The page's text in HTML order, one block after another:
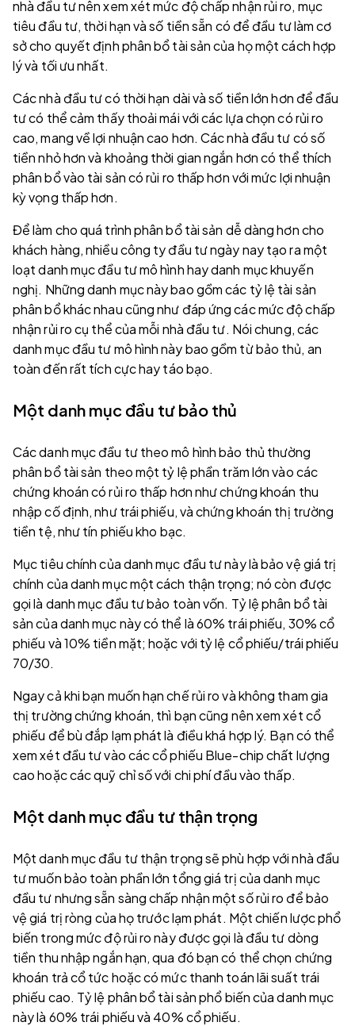
nhà đầu tư nên xem xét mức độ chấp nhận rủi ro, mục
tiêu đầu tư, thời hạn và số tiền sẵn có để đầu tư làm cơ
sở cho quyết định phân bổ tài sản của họ một cách hợp
lý và tối ưu nhất.
Các nhà đầu tư có thời hạn dài và số tiền lớn hơn để đầu
tư có thể cảm thấy thoải mái với các lựa chọn có rủi ro
cao, mang về lợi nhuận cao hơn. Các nhà đầu tư có số
tiền nhỏ hơn và khoảng thời gian ngắn hơn có thể thích
phân bổ vào tài sản có rủi ro thấp hơn với mức lợi nhuận
kỳ vọng thấp hơn.
Để làm cho quá trình phân bổ tài sản dễ dàng hơn cho
khách hàng, nhiều công ty đầu tư ngày nay tạo ra một
loạt danh mục đầu tư mô hình hay danh mục khuyến
nghị. Những danh mục này bao gồm các tỷ lệ tài sản
phân bổ khác nhau cũng như đáp ứng các mức độ chấp
nhận rủi ro cụ thể của mỗi nhà đầu tư. Nói chung, các
danh mục đầu tư mô hình này bao gồm từ bảo thủ, an
toàn đến rất tích cực hay táo bạo.
Một danh mục đầu tư bảo thủ
Các danh mục đầu tư theo mô hình bảo thủ thường
phân bổ tài sản theo một tỷ lệ phần trăm lớn vào các
chứng khoán có rủi ro thấp hơn như chứng khoán thu
nhập cố định, như trái phiếu, và chứng khoán thị trường
tiền tệ, như tín phiếu kho bạc.
Mục tiêu chính của danh mục đầu tư này là bảo vệ giá trị
chính của danh mục một cách thận trọng; nó còn được
gọi là danh mục đầu tư bảo toàn vốn. Tỷ lệ phân bổ tài
sản của danh mục này có thể là 60% trái phiếu, 30% cổ
phiếu và 10% tiền mặt; hoặc với tỷ lệ cổ phiếu/trái phiếu
70/30.
Ngay cả khi bạn muốn hạn chế rủi ro và không tham gia
thị trường chứng khoán, thì bạn cũng nên xem xét cổ
phiếu để bù đắp lạm phát là điều khá hợp lý. Bạn có thể
xem xét đầu tư vào các cổ phiếu Blue-chip chất lượng
cao hoặc các quỹ chỉ số với chi phí đầu vào thấp.
Một danh mục đầu tư thận trọng
Một danh mục đầu tư thận trọng sẽ phù hợp với nhà đầu
tư muốn bảo toàn phần lớn tổng giá trị của danh mục
đầu tư nhưng sẵn sàng chấp nhận một số rủi ro để bảo
vệ giá trị ròng của họ trước lạm phát. Một chiến lược phổ
biến trong mức độ rủi ro này được gọi là đầu tư dòng
tiền thu nhập ngắn hạn, qua đó bạn có thể chọn chứng
khoán trả cổ tức hoặc có mức thanh toán lãi suất trái
phiếu cao. Tỷ lệ phân bổ tài sản phổ biến của danh mục
này là 60% trái phiếu và 40% cổ phiếu.